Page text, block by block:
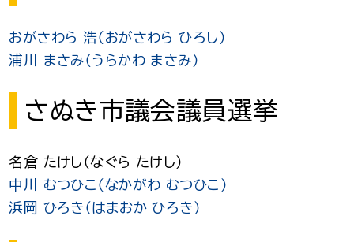
おがさわら 浩（おがさわら ひろし）
浦川 まさみ（うらかわ まさみ）
さぬき市議会議員選挙
名倉 たけし（なぐら たけし）
中川 むつひこ（なかがわ むつひこ）
浜岡 ひろき（はまおか ひろき）